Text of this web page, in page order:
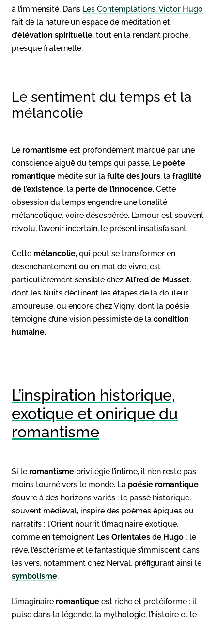
à l’immensité. Dans Les Contemplations, Victor Hugo
fait de la nature un espace de méditation et
d’élévation spirituelle, tout en la rendant proche,
presque fraternelle.
Le sentiment du temps et la
mélancolie
Le romantisme est profondément marqué par une
conscience aiguë du temps qui passe. Le poète
romantique médite sur la fuite des jours, la fragilité
de l’existence, la perte de l’innocence. Cette
obsession du temps engendre une tonalité
mélancolique, voire désespérée. L’amour est souvent
révolu, l’avenir incertain, le présent insatisfaisant.
Cette mélancolie, qui peut se transformer en
désenchantement ou en mal de vivre, est
particulièrement sensible chez Alfred de Musset,
dont les Nuits déclinent les étapes de la douleur
amoureuse, ou encore chez Vigny, dont la poésie
témoigne d’une vision pessimiste de la condition
humaine.
L’inspiration historique,
exotique et onirique du
romantisme
Si le romantisme privilégie l’intime, il n’en reste pas
moins tourné vers le monde. La poésie romantique
s’ouvre à des horizons variés : le passé historique,
souvent médiéval, inspire des poèmes épiques ou
narratifs ; l’Orient nourrit l’imaginaire exotique,
comme en témoignent Les Orientales de Hugo ; le
rêve, l’ésotérisme et le fantastique s’immiscent dans
les vers, notamment chez Nerval, préfigurant ainsi le
symbolisme.
L’imaginaire romantique est riche et protéiforme : il
puise dans la légende, la mythologie, l’histoire et le